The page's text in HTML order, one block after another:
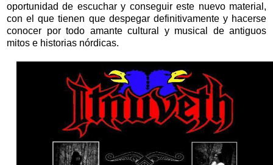
oportunidad de escuchar y conseguir este nuevo material,
con el que tienen que despegar definitivamente y hacerse
conocer por todo amante cultural y musical de antiguos
mitos e historias nórdicas.